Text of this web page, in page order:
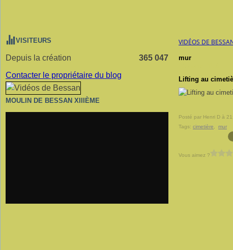
VISITEURS
Depuis la création
365 047
Contacter le propriétaire du blog
MOULIN DE BESSAN XIIIÈME
VIDÉOS DE
mur
Lifting au
Posté par Henri D à
Tags: cimetière mur
Vous aimez ?